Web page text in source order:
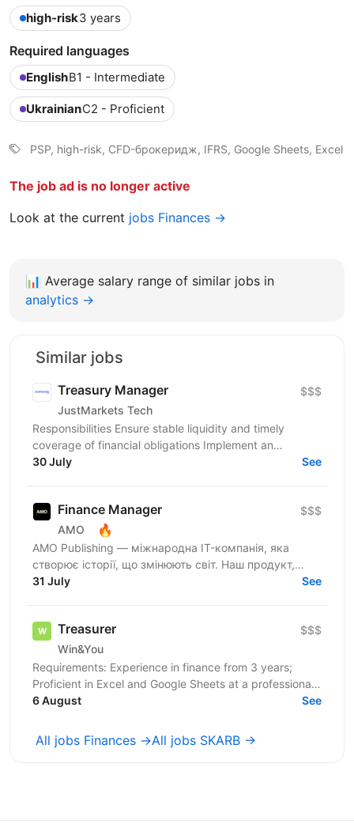
high-risk3 years
Required languages
EnglishB1 - Intermediate
UkrainianC2 - Proficient
PSP, high-risk, CFD-брокеридж, IFRS, Google Sheets, Excel
The job ad is no longer active
Look at the current jobs Finances →
📊 Average salary range of similar jobs in
analytics →
Similar jobs
Treasury Manager
JustMarkets Tech
$$$
Responsibilities Ensure stable liquidity and timely
coverage of financial obligations Implement an
accurate and up-to-date consolidated cash flow
30 July See
Finance Manager
AMO 🔥
$$$
AMO Publishing — міжнародна IT-компанія, яка
створює історії, що змінюють світ. Наш продукт,
AmoMama, є одним із найбільших онлайн-таблоїдів,
31 July See
Treasurer
Win&You
$$$
Requirements: Experience in finance from 3 years;
Proficient in Excel and Google Sheets at a professional
level (pivot tables, complex formulas, financial...
6 August See
All jobs Finances →All jobs SKARB →